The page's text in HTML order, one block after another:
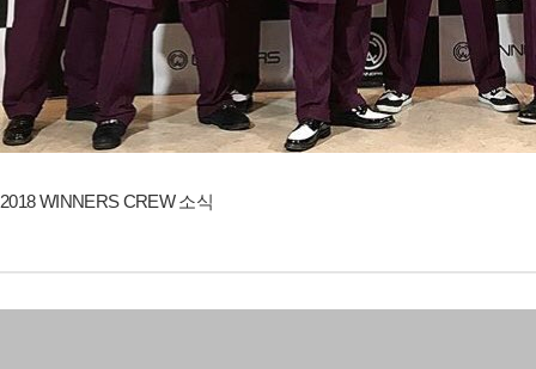
2018 WINNERS CREW 소식